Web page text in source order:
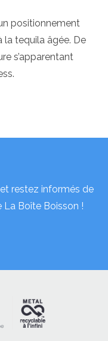
positionnement
tequila âgée. De
s’apparentant
restez informés de
Boîte Boisson !